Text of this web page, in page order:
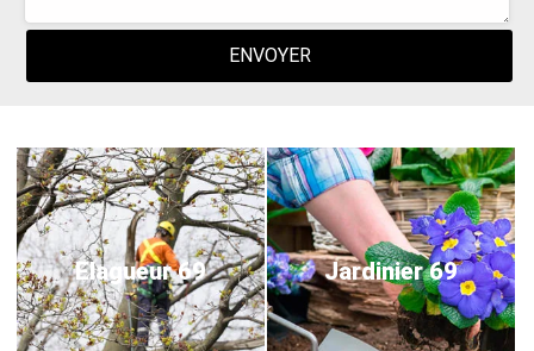
Elagueur 69 Jardinier 69